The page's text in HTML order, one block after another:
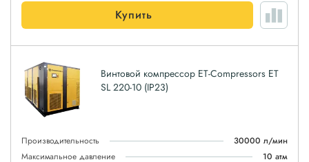
Купить
Винтовой компрессор ET-Compressors ET
SL 220-10 (IP23)
Производительность
30000 л/мин
Максимальное давление
10 атм